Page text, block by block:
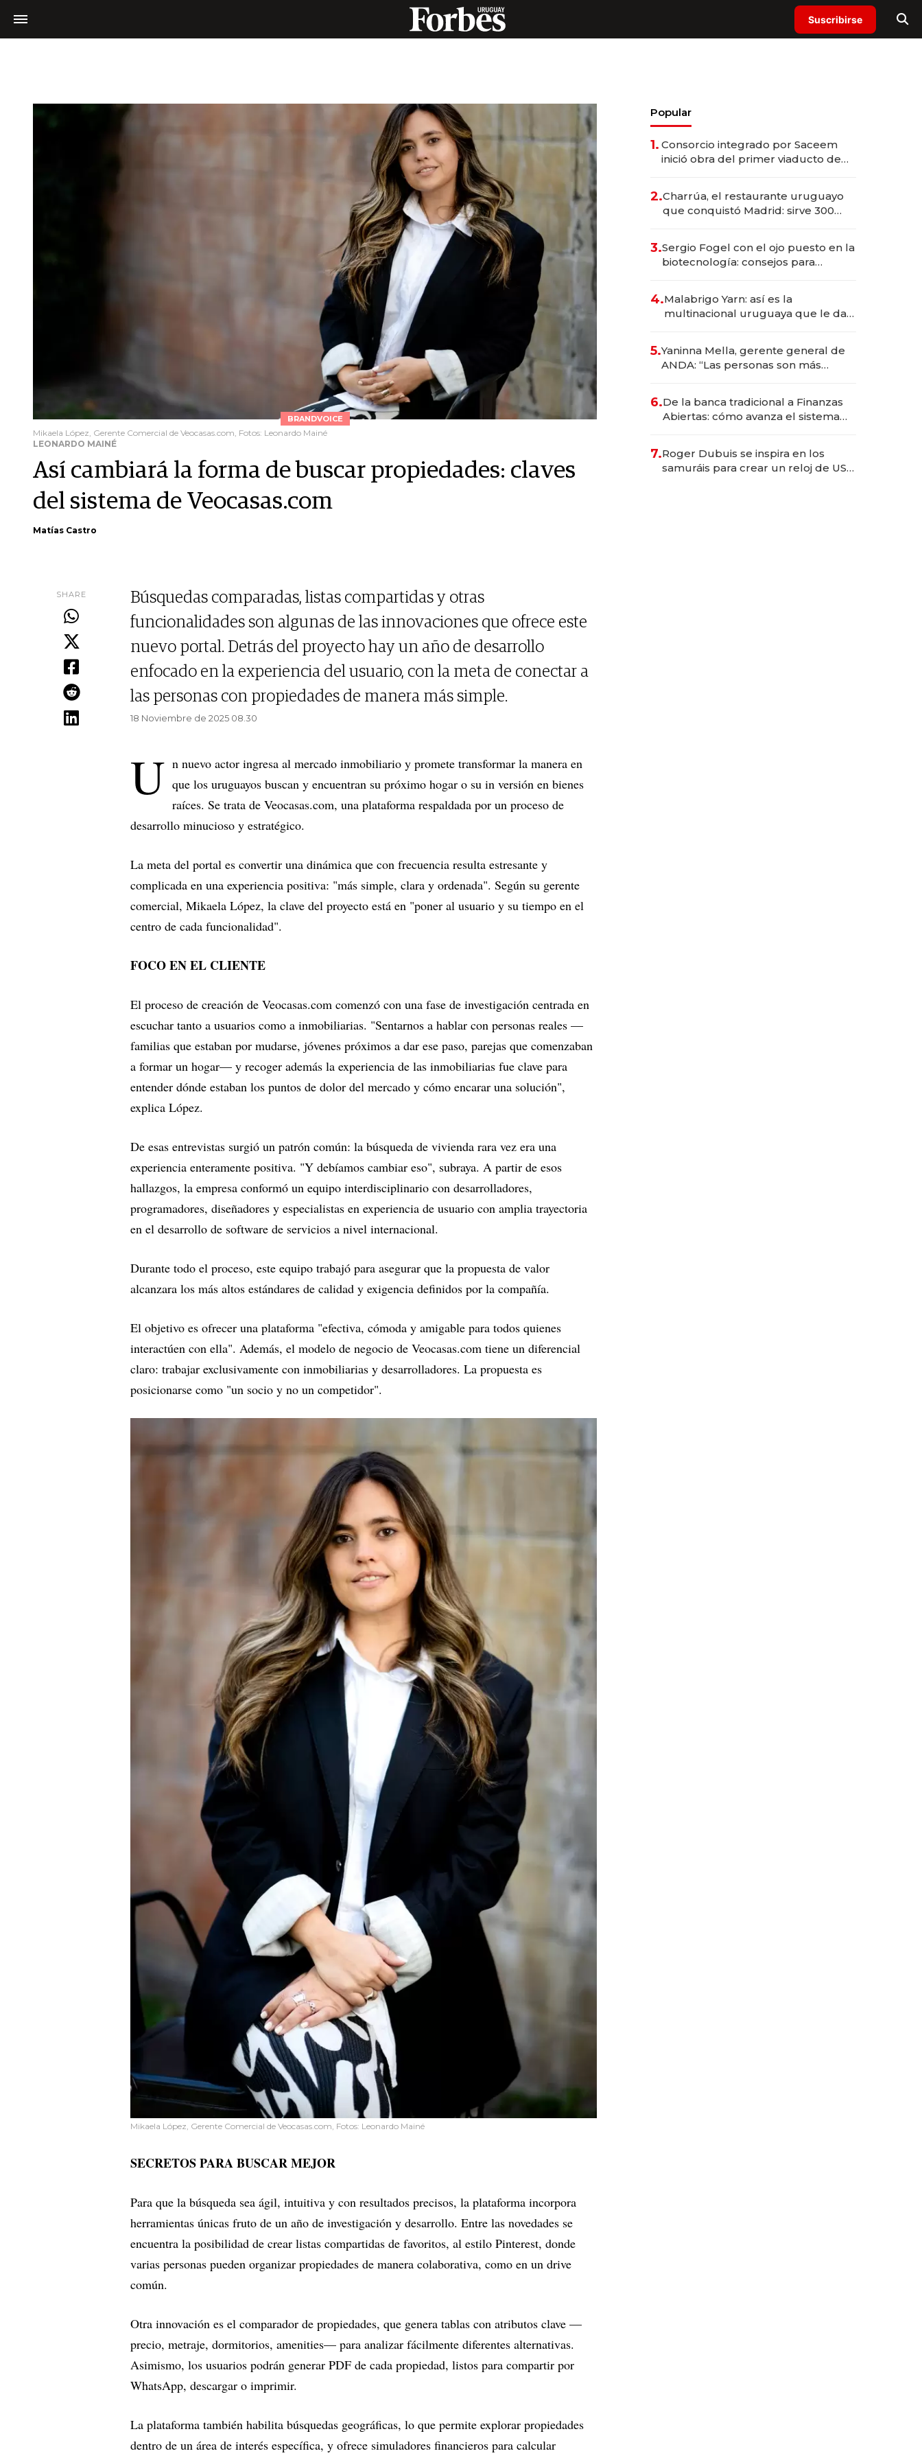
Suscribirse
BRANDVOICE
Mikaela López, Gerente Comercial de Veocasas.com, Fotos: Leonardo Mainé
LEONARDO MAINÉ
Así cambiará la forma de buscar propiedades: claves
del sistema de Veocasas.com
Matías Castro
SHARE
Búsquedas comparadas, listas compartidas y otras
funcionalidades son algunas de las innovaciones que ofrece este
nuevo portal. Detrás del proyecto hay un año de desarrollo
enfocado en la experiencia del usuario, con la meta de conectar a
las personas con propiedades de manera más simple.
18 Noviembre de 2025 08.30
U n nuevo actor ingresa al mercado inmobiliario y promete transformar la manera en
que los uruguayos buscan y encuentran su próximo hogar o su in versión en bienes
raíces. Se trata de Veocasas.com, una plataforma respaldada por un proceso de
desarrollo minucioso y estratégico.
La meta del portal es convertir una dinámica que con frecuencia resulta estresante y
complicada en una experiencia positiva: "más simple, clara y ordenada". Según su gerente
comercial, Mikaela López, la clave del proyecto está en "poner al usuario y su tiempo en el
centro de cada funcionalidad".
FOCO EN EL CLIENTE
El proceso de creación de Veocasas.com comenzó con una fase de investigación centrada en
escuchar tanto a usuarios como a inmobiliarias. "Sentarnos a hablar con personas reales —
familias que estaban por mudarse, jóvenes próximos a dar ese paso, parejas que comenzaban
a formar un hogar— y recoger además la experiencia de las inmobiliarias fue clave para
entender dónde estaban los puntos de dolor del mercado y cómo encarar una solución",
explica López.
De esas entrevistas surgió un patrón común: la búsqueda de vivienda rara vez era una
experiencia enteramente positiva. "Y debíamos cambiar eso", subraya. A partir de esos
hallazgos, la empresa conformó un equipo interdisciplinario con desarrolladores,
programadores, diseñadores y especialistas en experiencia de usuario con amplia trayectoria
en el desarrollo de software de servicios a nivel internacional.
Durante todo el proceso, este equipo trabajó para asegurar que la propuesta de valor
alcanzara los más altos estándares de calidad y exigencia definidos por la compañía.
El objetivo es ofrecer una plataforma "efectiva, cómoda y amigable para todos quienes
interactúen con ella". Además, el modelo de negocio de Veocasas.com tiene un diferencial
claro: trabajar exclusivamente con inmobiliarias y desarrolladores. La propuesta es
posicionarse como "un socio y no un competidor".
Mikaela López, Gerente Comercial de Veocasas.com, Fotos: Leonardo Mainé
SECRETOS PARA BUSCAR MEJOR
Para que la búsqueda sea ágil, intuitiva y con resultados precisos, la plataforma incorpora
herramientas únicas fruto de un año de investigación y desarrollo. Entre las novedades se
encuentra la posibilidad de crear listas compartidas de favoritos, al estilo Pinterest, donde
varias personas pueden organizar propiedades de manera colaborativa, como en un drive
común.
Otra innovación es el comparador de propiedades, que genera tablas con atributos clave —
precio, metraje, dormitorios, amenities— para analizar fácilmente diferentes alternativas.
Asimismo, los usuarios podrán generar PDF de cada propiedad, listos para compartir por
WhatsApp, descargar o imprimir.
La plataforma también habilita búsquedas geográficas, lo que permite explorar propiedades
dentro de un área de interés específica, y ofrece simuladores financieros para calcular
Popular
1. Consorcio integrado por Saceem
inició obra del primer viaducto de
millones
2.Charrúa, el restaurante uruguayo
que conquistó Madrid: sirve 300
prepara apertura
3.Sergio Fogel con el ojo puesto en la
biotecnología: consejos para
4.Malabrigo Yarn: así es la
multinacional uruguaya que le da
5.Yaninna Mella, gerente general de
ANDA: “Las personas son más
6.De la banca tradicional a Finanzas
Abiertas: cómo avanza el sistema
7.Roger Dubuis se inspira en los
samuráis para crear un reloj de US$